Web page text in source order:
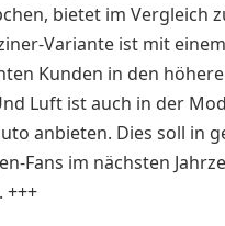
bietet im Vergleich
Variante ist mit
Kunden in den
Luft ist auch in der
anbieten. Dies soll in
Fans im nächsten